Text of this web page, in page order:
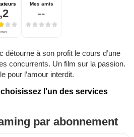
Mes amis
--
détourne à son profit le cours d’une
concurrents. Un film sur la passion.
pour l’amour interdit.
l'un des services
par abonnement